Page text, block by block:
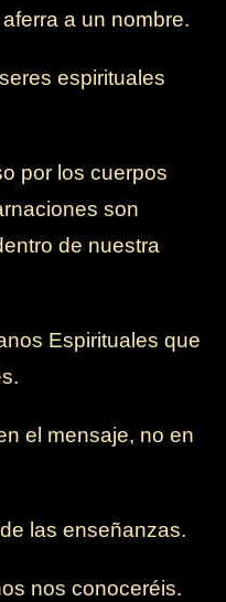
a un nombre.
espirituales
por los cuerpos
son
de nuestra
Espirituales que
el mensaje, no en
las enseñanzas.
nos conoceréis.